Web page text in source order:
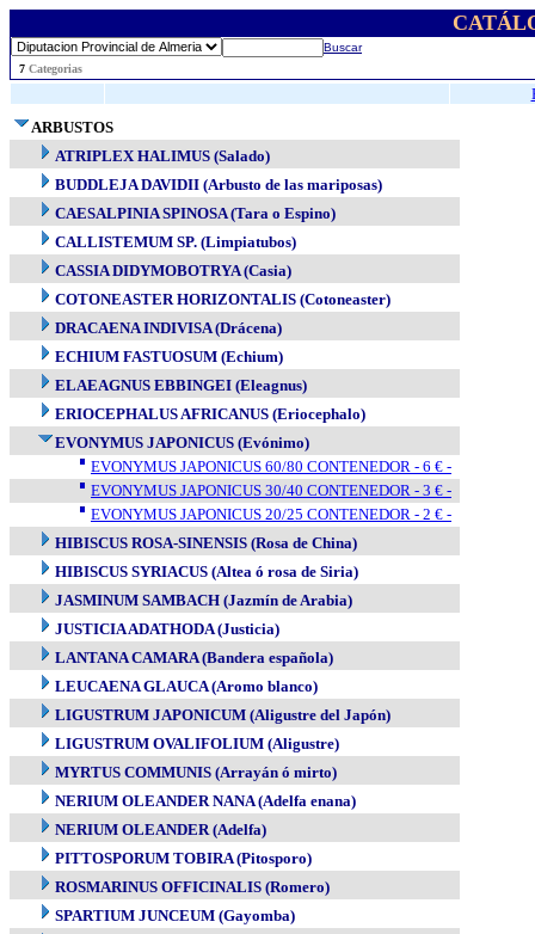
Buscar
7 Categorias
ARBUSTOS
ATRIPLEX HALIMUS (Salado)
BUDDLEJA DAVIDII (Arbusto de las mariposas)
CAESALPINIA SPINOSA (Tara o Espino)
CALLISTEMUM SP. (Limpiatubos)
CASSIA DIDYMOBOTRYA (Casia)
COTONEASTER HORIZONTALIS (Cotoneaster)
DRACAENA INDIVISA (Drácena)
ECHIUM FASTUOSUM (Echium)
ELAEAGNUS EBBINGEI (Eleagnus)
ERIOCEPHALUS AFRICANUS (Eriocephalo)
EVONYMUS JAPONICUS (Evónimo)
EVONYMUS JAPONICUS 60/80 CONTENEDOR - 6 € -
EVONYMUS JAPONICUS 30/40 CONTENEDOR - 3 € -
EVONYMUS JAPONICUS 20/25 CONTENEDOR - 2 € -
HIBISCUS ROSA-SINENSIS (Rosa de China)
HIBISCUS SYRIACUS (Altea ó rosa de Siria)
JASMINUM SAMBACH (Jazmín de Arabia)
JUSTICIA ADATHODA (Justicia)
LANTANA CAMARA (Bandera española)
LEUCAENA GLAUCA (Aromo blanco)
LIGUSTRUM JAPONICUM (Aligustre del Japón)
LIGUSTRUM OVALIFOLIUM (Aligustre)
MYRTUS COMMUNIS (Arrayán ó mirto)
NERIUM OLEANDER NANA (Adelfa enana)
NERIUM OLEANDER (Adelfa)
PITTOSPORUM TOBIRA (Pitosporo)
ROSMARINUS OFFICINALIS (Romero)
SPARTIUM JUNCEUM (Gayomba)